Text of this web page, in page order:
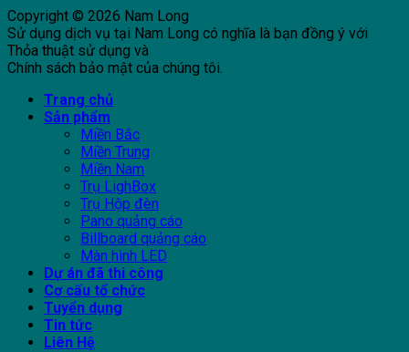
Copyright © 2026 Nam Long
Sử dụng dịch vụ tại Nam Long có nghĩa là bạn đồng ý với
Thỏa thuật sử dụng và
Chính sách bảo mật của chúng tôi.
Trang chủ
Sản phẩm
Miền Bắc
Miền Trung
Miền Nam
Trụ LighBox
Trụ Hộp đèn
Pano quảng cáo
Billboard quảng cáo
Màn hình LED
Dự án đã thi công
Cơ cấu tổ chức
Tuyển dụng
Tin tức
Liên Hệ